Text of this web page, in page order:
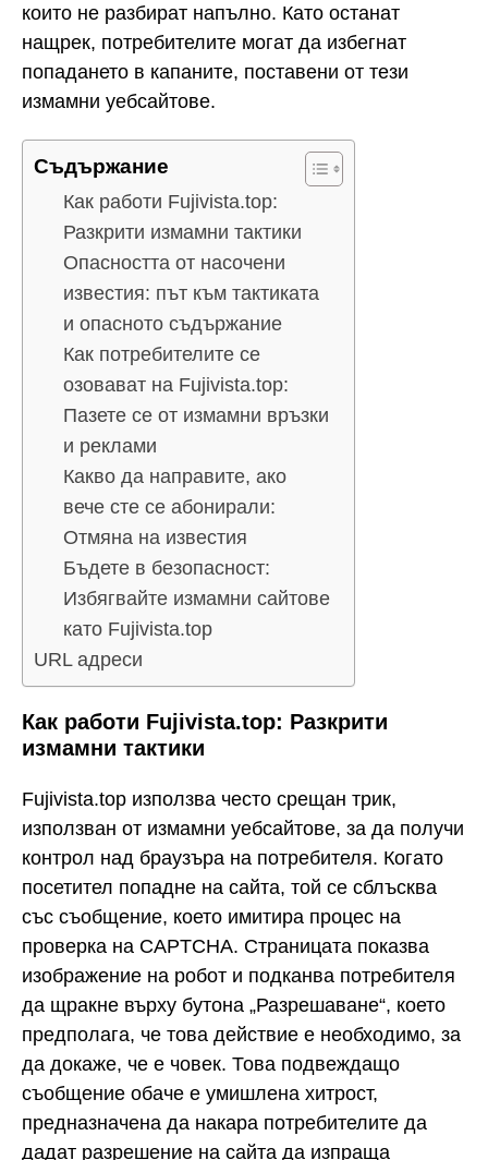
които не разбират напълно. Като останат
нащрек, потребителите могат да избегнат
попадането в капаните, поставени от тези
измамни уебсайтове.
Съдържание
Как работи Fujivista.top:
Разкрити измамни тактики
Опасността от насочени
известия: път към тактиката
и опасното съдържание
Как потребителите се
озовават на Fujivista.top:
Пазете се от измамни връзки
и реклами
Какво да направите, ако
вече сте се абонирали:
Отмяна на известия
Бъдете в безопасност:
Избягвайте измамни сайтове
като Fujivista.top
URL адреси
Как работи Fujivista.top: Разкрити
измамни тактики
Fujivista.top използва често срещан трик,
използван от измамни уебсайтове, за да получи
контрол над браузъра на потребителя. Когато
посетител попадне на сайта, той се сблъсква
със съобщение, което имитира процес на
проверка на CAPTCHA. Страницата показва
изображение на робот и подканва потребителя
да щракне върху бутона „Разрешаване“, което
предполага, че това действие е необходимо, за
да докаже, че е човек. Това подвеждащо
съобщение обаче е умишлена хитрост,
предназначена да накара потребителите да
дадат разрешение на сайта да изпраща